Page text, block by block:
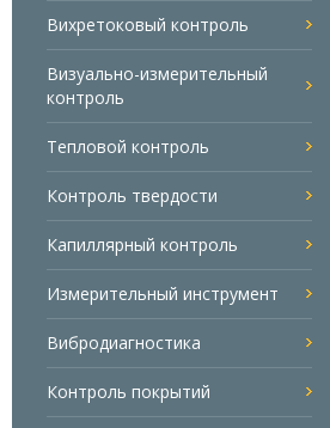
Вихретоковый контроль
Визуально-измерительный
контроль
Тепловой контроль
Контроль твердости
Капиллярный контроль
Измерительный инструмент
Вибродиагностика
Контроль покрытий